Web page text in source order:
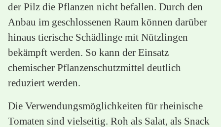
der Pilz die Pflanzen nicht befallen. Durch den
Anbau im geschlossenen Raum können darüber
hinaus tierische Schädlinge mit Nützlingen
bekämpft werden. So kann der Einsatz
chemischer Pflanzenschutzmittel deutlich
reduziert werden.
Die Verwendungsmöglichkeiten für rheinische
Tomaten sind vielseitig. Roh als Salat, als Snack